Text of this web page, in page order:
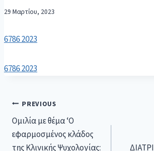
29 Μαρτίου, 2023
6786 2023
6786 2023
PREVIOUS
Ομιλία με θέμα ‘Ο
εφαρμοσμένος κλάδος
της Κλινικής Ψυχολογίας: